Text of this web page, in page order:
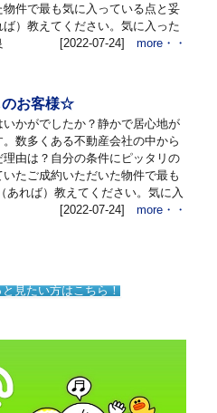
物件で最も気に入っている点と妥
ば）教えてください。気に入った
[2022-07-24] more・・
のお客様☆
いかがでしたか？静かで居心地が
。数多くある不動産会社の中から
理由は？自分の条件にピッタリの
たご成約いただいた物件で最も
あれば）教えてください。気に入
[2022-07-24] more・・
見たい方はこちら！